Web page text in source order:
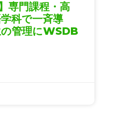
専門課程・高
科で一斉導
管理にWSDB